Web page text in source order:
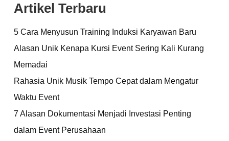
Artikel Terbaru
5 Cara Menyusun Training Induksi Karyawan Baru
Alasan Unik Kenapa Kursi Event Sering Kali Kurang
Memadai
Rahasia Unik Musik Tempo Cepat dalam Mengatur
Waktu Event
7 Alasan Dokumentasi Menjadi Investasi Penting
dalam Event Perusahaan